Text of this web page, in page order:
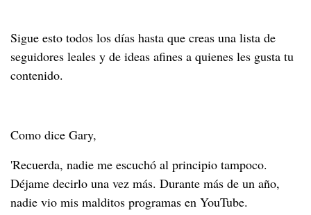
Sigue esto todos los días hasta que creas una lista de
seguidores leales y de ideas afines a quienes les gusta tu
contenido.
Como dice Gary,
'Recuerda, nadie me escuchó al principio tampoco.
Déjame decirlo una vez más. Durante más de un año,
nadie vio mis malditos programas en YouTube.